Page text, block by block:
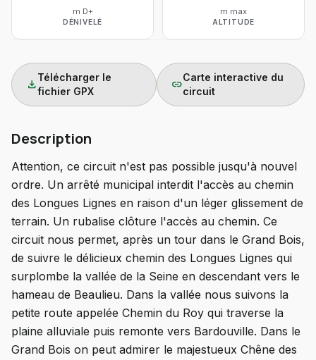
m D+
DÉNIVELÉ
m max
ALTITUDE
download
Télécharger le
fichier GPX
link
Carte interactive du
circuit
Description
Attention, ce circuit n'est pas possible jusqu'à nouvel
ordre. Un arrêté municipal interdit l'accès au chemin
des Longues Lignes en raison d'un léger glissement de
terrain. Un rubalise clôture l'accès au chemin. Ce
circuit nous permet, après un tour dans le Grand Bois,
de suivre le délicieux chemin des Longues Lignes qui
surplombe la vallée de la Seine en descendant vers le
hameau de Beaulieu. Dans la vallée nous suivons la
petite route appelée Chemin du Roy qui traverse la
plaine alluviale puis remonte vers Bardouville. Dans le
Grand Bois on peut admirer le majestueux Chêne des